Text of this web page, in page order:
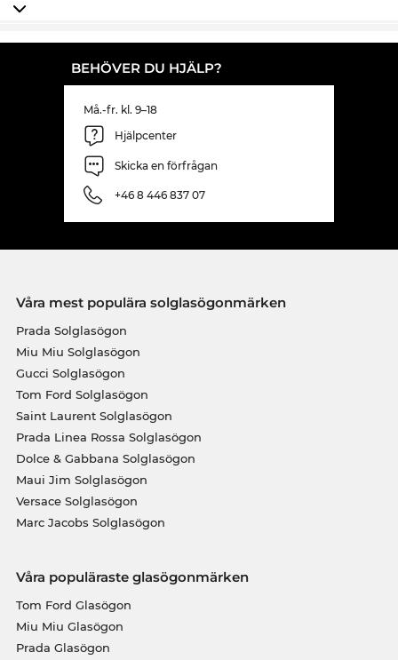
BEHÖVER DU HJÄLP?
Må.-fr. kl. 9–18
Hjälpcenter
Skicka en förfrågan
+46 8 446 837 07
Våra mest populära solglasögonmärken
Prada Solglasögon
Miu Miu Solglasögon
Gucci Solglasögon
Tom Ford Solglasögon
Saint Laurent Solglasögon
Prada Linea Rossa Solglasögon
Dolce & Gabbana Solglasögon
Maui Jim Solglasögon
Versace Solglasögon
Marc Jacobs Solglasögon
Våra populäraste glasögonmärken
Tom Ford Glasögon
Miu Miu Glasögon
Prada Glasögon